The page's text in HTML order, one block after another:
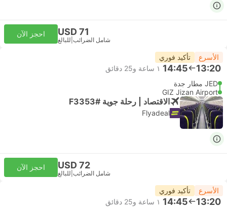
USD 71
شامل الضرائب للبالغ
احجز الآن
الأسرع تأكيد فوري
13:20
14:45 ١ ساعة و‫25 دقائق
JED مطار جدة
GIZ Jizan Airport
الاقتصاد | رحلة جوية #F3353
Flyadeal
USD 72
شامل الضرائب للبالغ
احجز الآن
الأسرع تأكيد فوري
13:20
14:45 ١ ساعة و‫25 دقائق